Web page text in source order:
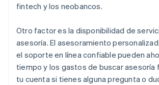
fintech y los neobancos.
Otro factor es la disponibilidad de
asesoría. El asesoramiento
el soporte en línea confiable pueden
tiempo y los gastos de buscar asesoría
tu cuenta si tienes alguna pregunta o